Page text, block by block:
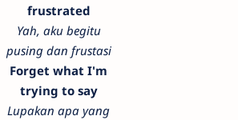
frustrated
Yah, aku begitu
pusing dan frustasi
Forget what I'm
trying to say
Lupakan apa yang